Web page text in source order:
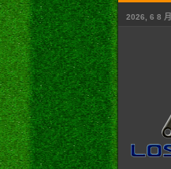
2026, 6 8 月